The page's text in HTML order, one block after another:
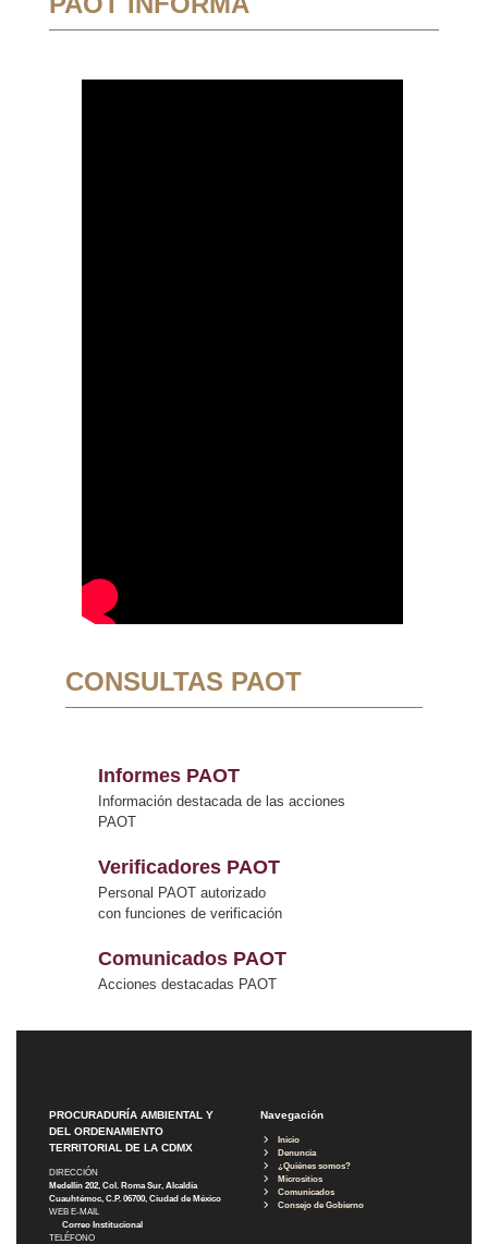
CONSULTAS PAOT
Informes PAOT
Información destacada de las acciones
PAOT
Verificadores PAOT
Personal PAOT autorizado
con funciones de verificación
Comunicados PAOT
Acciones destacadas PAOT
PROCURADURÍA AMBIENTAL Y
DEL ORDENAMIENTO
TERRITORIAL DE LA CDMX
DIRECCIÓN
Medellín 202, Col. Roma Sur, Alcaldía
Cuauhtémoc, C.P. 06700, Ciudad de México
WEB E-MAIL
Correo Institucional
TELÉFONO
Navegación
Inicio
Denuncia
¿Quiénes somos?
Micrositios
Comunicados
Consejo de Gobierno